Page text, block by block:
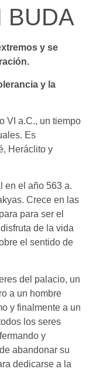
BUDA
y se
y la
VI a.C., un tiempo
Es
Heráclito y
en el año 563 a.
Crece en las
para ser el
de la vida
el sentido de
del palacio, un
a un hombre
y finalmente a un
los seres
y
abandonar su
dedicarse a la